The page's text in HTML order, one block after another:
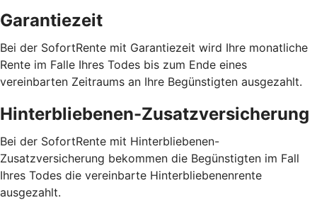
Garantiezeit
Bei der SofortRente mit Garantiezeit wird Ihre monatliche
Rente im Falle Ihres Todes bis zum Ende eines
vereinbarten Zeitraums an Ihre Begünstigten ausgezahlt.
Hinterbliebenen-Zusatzversicherung
Bei der SofortRente mit Hinterbliebenen-
Zusatzversicherung bekommen die Begünstigten im Fall
Ihres Todes die vereinbarte Hinterbliebenenrente
ausgezahlt.